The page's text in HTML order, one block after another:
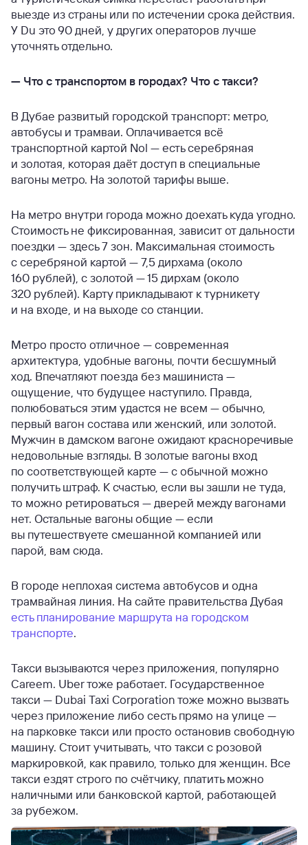
выезде из страны или по истечении срока действия.
У Du это 90 дней, у других операторов лучше
уточнять отдельно.
— Что с транспортом в городах? Что с такси?
В Дубае развитый городской транспорт: метро,
автобусы и трамваи. Оплачивается всё
транспортной картой Nol — есть серебряная
и золотая, которая даёт доступ в специальные
вагоны метро. На золотой тарифы выше.
На метро внутри города можно доехать куда угодно.
Стоимость не фиксированная, зависит от дальности
поездки — здесь 7 зон. Максимальная стоимость
с серебряной картой — 7,5 дирхама (около
160 рублей), с золотой — 15 дирхам (около
320 рублей). Карту прикладывают к турникету
и на входе, и на выходе со станции.
Метро просто отличное — современная
архитектура, удобные вагоны, почти бесшумный
ход. Впечатляют поезда без машиниста —
ощущение, что будущее наступило. Правда,
полюбоваться этим удастся не всем — обычно,
первый вагон состава или женский, или золотой.
Мужчин в дамском вагоне ожидают красноречивые
недовольные взгляды. В золотые вагоны вход
по соответствующей карте — с обычной можно
получить штраф. К счастью, если вы зашли не туда,
то можно ретироваться — дверей между вагонами
нет. Остальные вагоны общие — если
вы путешествуете смешанной компанией или
парой, вам сюда.
В городе неплохая система автобусов и одна
трамвайная линия. На сайте правительства Дубая
есть планирование маршрута на городском
транспорте.
Такси вызываются через приложения, популярно
Careem. Uber тоже работает. Государственное
такси — Dubai Taxi Corporation тоже можно вызвать
через приложение либо сесть прямо на улице —
на парковке такси или просто остановив свободную
машину. Стоит учитывать, что такси с розовой
маркировкой, как правило, только для женщин. Все
такси ездят строго по счётчику, платить можно
наличными или банковской картой, работающей
за рубежом.